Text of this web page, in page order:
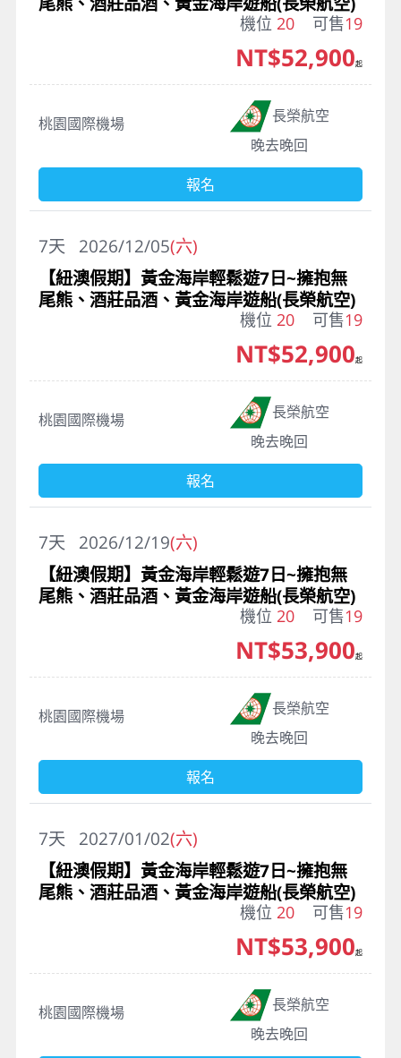
機位 20 可售19
桃園國際機場
長榮航空
晚去晚回
NT$52,900起
報名
2026/12/05(六)
7天
【紐澳假期】黃金海岸輕鬆遊7日~擁抱無
尾熊、酒莊品酒、黃金海岸遊船(長榮航空)
機位 20 可售19
桃園國際機場
長榮航空
晚去晚回
NT$52,900起
報名
2026/12/19(六)
7天
【紐澳假期】黃金海岸輕鬆遊7日~擁抱無
尾熊、酒莊品酒、黃金海岸遊船(長榮航空)
機位 20 可售19
桃園國際機場
長榮航空
晚去晚回
NT$53,900起
報名
2027/01/02(六)
7天
【紐澳假期】黃金海岸輕鬆遊7日~擁抱無
尾熊、酒莊品酒、黃金海岸遊船(長榮航空)
機位 20 可售19
桃園國際機場
長榮航空
晚去晚回
NT$53,900起